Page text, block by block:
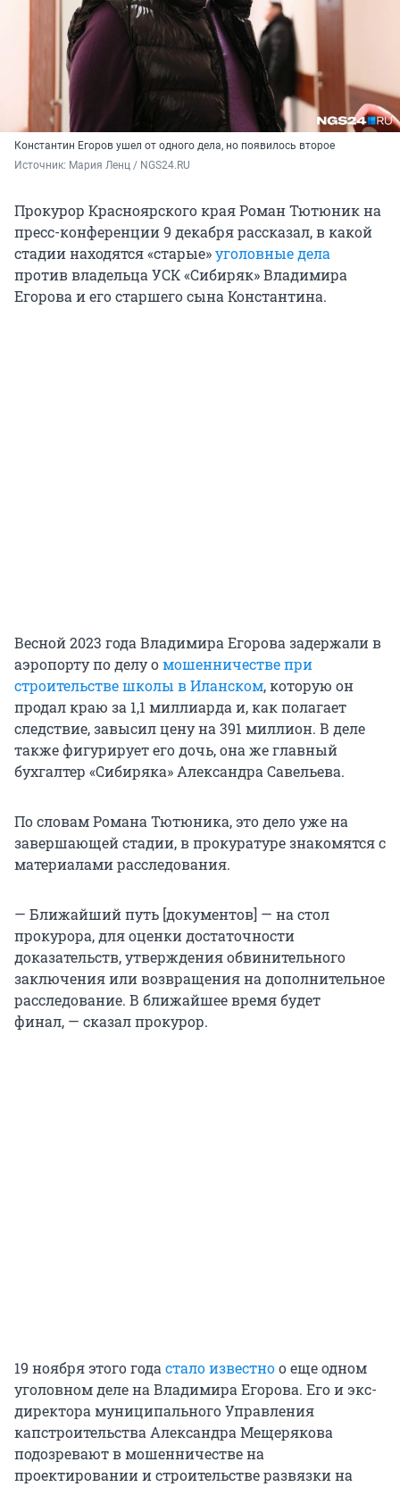
Константин Егоров ушел от одного дела, но появилось второе
Источник: Мария Ленц / NGS24.RU
Прокурор Красноярского края Роман Тютюник на
пресс-конференции 9 декабря рассказал, в какой
стадии находятся «старые»уголовные дела
против владельца УСК «Сибиряк» Владимира
Егорова и его старшего сына Константина.
Весной 2023 года Владимира Егорова задержали в
аэропорту по делу омошенничестве при
строительстве школы в Иланском, которую он
продал краю за 1,1 миллиарда и, как полагает
следствие, завысил цену на 391 миллион. В деле
также фигурирует его дочь, она же главный
бухгалтер «Сибиряка» Александра Савельева.
По словам Романа Тютюника, это дело уже на
завершающей стадии, в прокуратуре знакомятся с
материалами расследования.
— Ближайший путь [документов] — на стол
прокурора, для оценки достаточности
доказательств, утверждения обвинительного
заключения или возвращения на дополнительное
расследование. В ближайшее время будет
финал, — сказал прокурор.
19 ноября этого годастало известноо еще одном
уголовном деле на Владимира Егорова. Его и экс-
директора муниципального Управления
капстроительства Александра Мещерякова
подозревают в мошенничестве на
проектировании и строительстве развязки на